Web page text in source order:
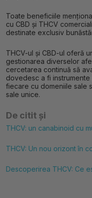
Toate beneficiile
cu CBD și THCV
destinate exclusiv
THCV-ul și CBD-ul oferă
gestionarea diverselor
cercetarea continuă să
dovedesc a fi
fiecare cu domeniile sale
sale unice.
De citit și
THCV: un canabinoid cu
THCV: Un nou orizont în
Descoperirea THCV: Ce